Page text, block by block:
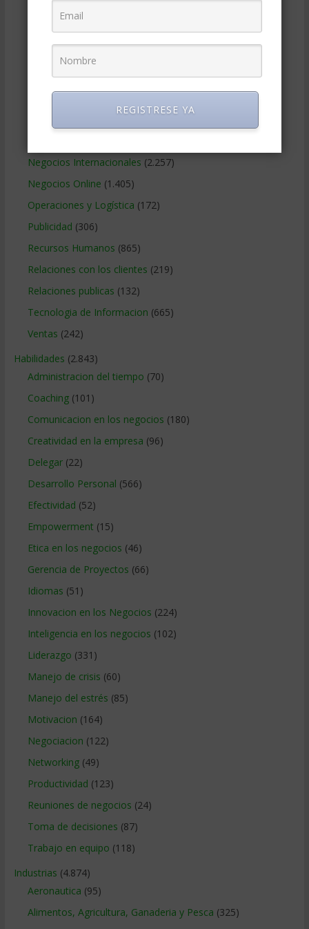
Finanzas Corporativas
Gerencia social y ambiental(223)
Gobierno Corporativo
(125)
Marketing
Negocios Internacionales (2.257)
Negocios Online (1.405)
Operaciones y Logística (172)
Publicidad (306)
Recursos Humanos (865)
Relaciones con los clientes (219)
Relaciones publicas (132)
Tecnologia de Informacion (665)
Ventas (242)
Habilidades (2.843)
Administracion del tiempo (70)
Coaching(101)
Comunicacion en los negocios (180)
Creatividad en la empresa (96)
Delegar(22)
Desarrollo Personal (566)
Efectividad (52)
Empowerment (15)
Etica en los negocios (46)
Gerencia de Proyectos (66)
Idiomas (51)
Innovacion en los Negocios (224)
Inteligencia en los negocios (102)
Liderazgo (331)
Manejo de crisis (60)
Manejo del estrés (85)
Motivacion (164)
Negociacion (122)
Networking(49)
Productividad (123)
Reuniones de negocios (24)
Toma de decisiones (87)
Trabajo en equipo (118)
Industrias (4.874)
Aeronautica (95)
Alimentos, Agricultura, Ganaderia y Pesca (325)
REGISTRESE YA